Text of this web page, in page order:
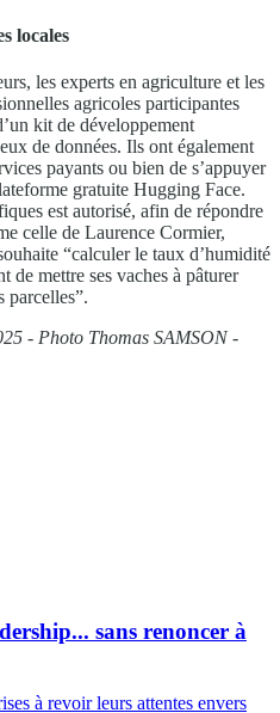
locales
les experts en agriculture et les
agricoles participantes
kit de développement
de données. Ils ont également
payants ou bien de s’appuyer
gratuite Hugging Face.
est autorisé, afin de répondre
celle de Laurence Cormier,
“calculer le taux d’humidité
de mettre ses vaches à pâturer
parcelles”.
- Photo Thomas SAMSON -
sans renoncer à
à revoir leurs attentes envers